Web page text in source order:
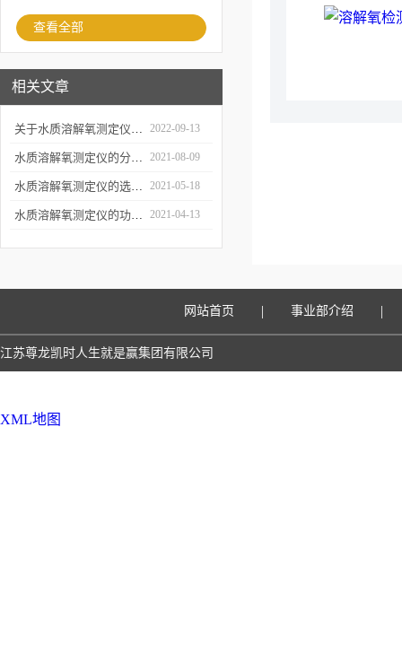
查看全部
相关文章
关于水质溶解氧测定仪的使用  ，你可能想知道这些 2022-09-13
水质溶解氧测定仪的分类与使用 ，快来了解一下 ！ 2021-08-09
水质溶解氧测定仪的选择和使用 2021-05-18
水质溶解氧测定仪的功能决定了它的应用效果 2021-04-13
网站首页 | 事业部介绍 |
江苏尊龙凯时人生就是赢集团有限公司
XML地图